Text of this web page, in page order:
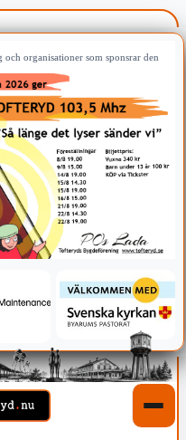
organisationer som sponsrar den